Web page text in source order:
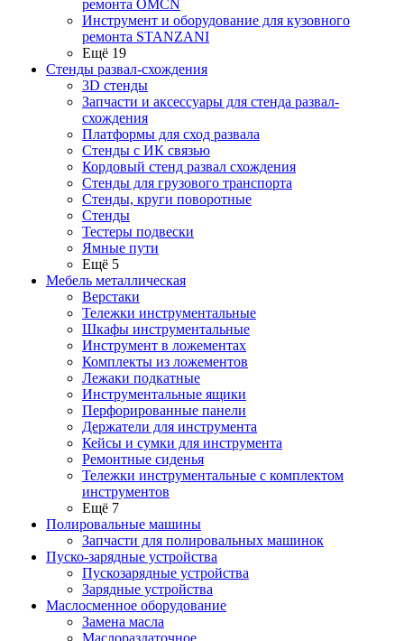
ремонта OMCN
Инструмент и оборудование для кузовного
ремонта STANZANI
Ещё 19
Стенды развал-схождения
3D стенды
Запчасти и аксессуары для стенда развал-
схождения
Платформы для сход развала
Стенды с ИК связью
Кордовый стенд развал схождения
Стенды для грузового транспорта
Стенды, круги поворотные
Стенды
Тестеры подвески
Ямные пути
Ещё 5
Мебель металлическая
Верстаки
Тележки инструментальные
Шкафы инструментальные
Инструмент в ложементах
Комплекты из ложементов
Лежаки подкатные
Инструментальные ящики
Перфорированные панели
Держатели для инструмента
Кейсы и сумки для инструмента
Ремонтные сиденья
Тележки инструментальные с комплектом
инструментов
Ещё 7
Полировальные машины
Запчасти для полировальных машинок
Пуско-зарядные устройства
Пускозарядные устройства
Зарядные устройства
Маслосменное оборудование
Замена масла
Маслораздаточное